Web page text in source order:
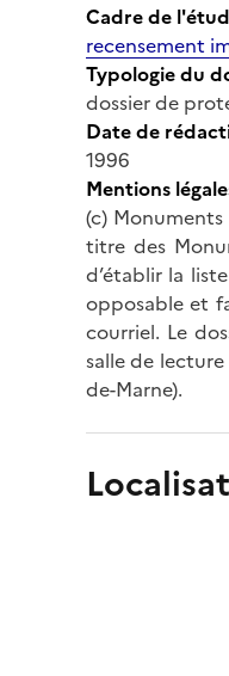
Cadre de
recensement
Typologie du
dossier de
Date de
1996
Mentions
(c)
titre des
d’établir la
opposable et
courriel. Le
salle de
de-Marne).